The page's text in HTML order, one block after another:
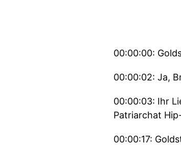
00:00:00:
00:00:02: Ja,
00:00:03: Ihr
Patriarchat
00:00:17: